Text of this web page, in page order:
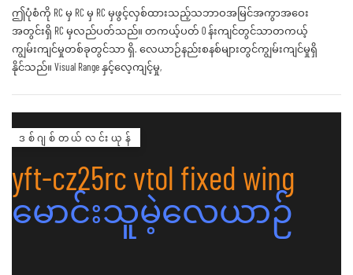
ဤပုံစံကို RC မှ RC မှ RC မှဖွင့်လှစ်ထားသည့်သဘာဝအမြင်အကွာအဝေး
အတွင်းရှိ RC မှလည်ပတ်သည်။ တကယ့်ပတ် 0 န်းကျင်တွင်သာတကယ့်
ကျွမ်းကျင်မှုတစ်ခုတွင်သာ ရှိ. လေယာဉ်နည်းစနစ်များတွင်ကျွမ်းကျင်မှုရှိ
နိုင်သည်။ Visual Range နှင့်လေ့ကျင့်မှု,
ဒစ်ဂျစ်တယ်လင်းယုန်
yft-cz25rc vtol fixed wing
မောင်းသူမဲ့လေယာဉ်